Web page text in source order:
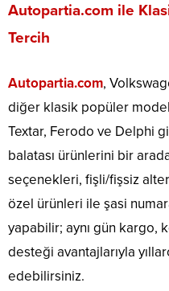
Autopartia.com ile
Tercih
Autopartia.com,
diğer klasik popüler
Textar, Ferodo ve Delphi
balatası ürünlerini bir
seçenekleri, fişli/fişsiz
özel ürünleri ile şasi
yapabilir; aynı gün kargo,
desteği avantajlarıyla
edebilirsiniz.